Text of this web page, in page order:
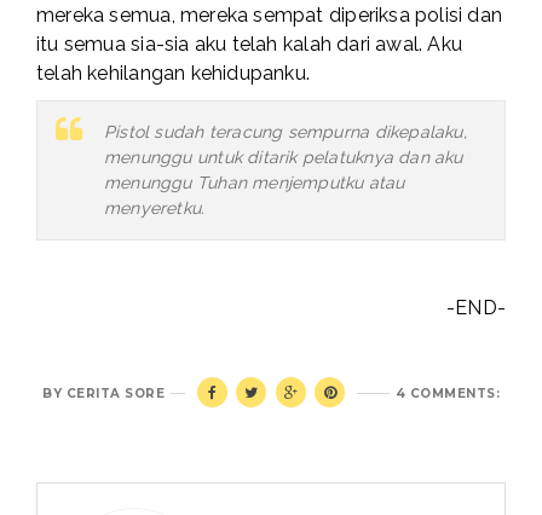
mereka semua, mereka sempat diperiksa polisi dan
itu semua sia-sia aku telah kalah dari awal. Aku
telah kehilangan kehidupanku.
Pistol sudah teracung sempurna dikepalaku,
menunggu untuk ditarik pelatuknya dan aku
menunggu Tuhan menjemputku atau
menyeretku.
-END-
4 COMMENTS:
BY CERITA SORE